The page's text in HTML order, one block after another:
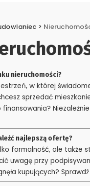
>
nieruchomości?
w której
sprzedać
najlepszą ofertę?
formalność, ale także
uwagę przy
kupujących?